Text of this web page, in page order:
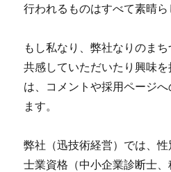
行われるものはすべて素晴ら
もし私なり、弊社なりのま
共感していただいたり興味
は、コメントや採用ページ
ます。
弊社（迅技術経営）では、性
士業資格（中小企業診断士